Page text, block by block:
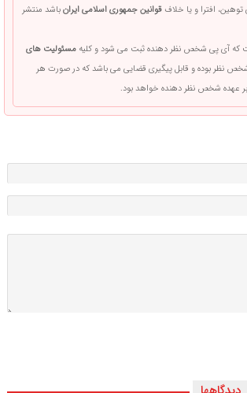
افترا و یا خلافقوانین جمهوری اسلامی ایرانباشد منتشر
که آی پی شخص نظر دهنده ثبت می شود و کلیهمسئولیت های
نظر بوده و قابل پیگیری قضایی می باشد که در صورت هر
عهده شخص نظر دهنده خواهد بود.